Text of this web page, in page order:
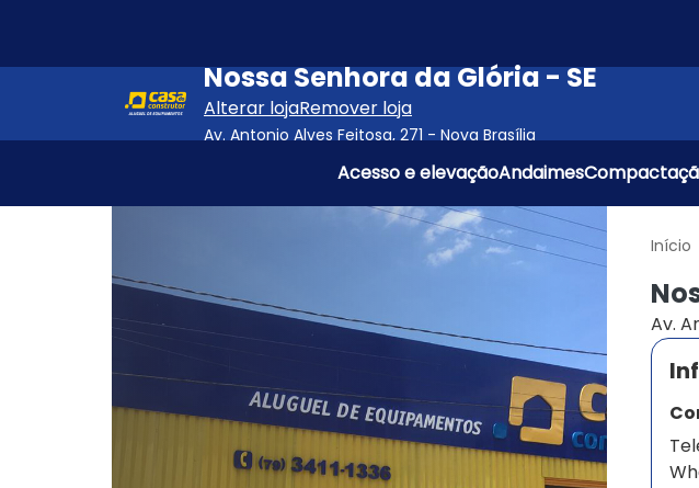
Nossa Senhora da Glória - SE
Alterar lojaRemover loja
Av. Antonio Alves Feitosa, 271 - Nova Brasília
Acesso e elevaçãoAndaimes
Início
Av.